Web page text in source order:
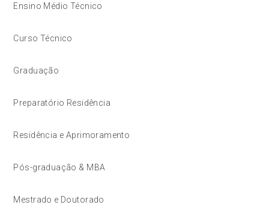
Ensino Médio Técnico
Curso Técnico
Graduação
Preparatório Residência
Residência e Aprimoramento
Pós-graduação & MBA
Mestrado e Doutorado